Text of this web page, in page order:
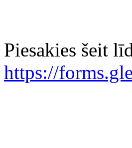
Piesakies šeit
https://